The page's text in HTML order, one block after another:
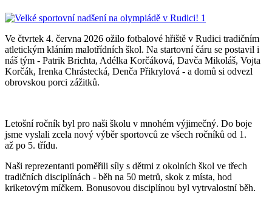
Ve čtvrtek 4. června 2026 ožilo fotbalové hřiště v Rudici tradičním
atletickým kláním malotřídních škol. Na startovní čáru se postavil i
náš tým - Patrik Brichta, Adélka Korčáková, Davča Mikoláš, Vojta
Korčák, Irenka Chrástecká, Denča Přikrylová - a domů si odvezl
obrovskou porci zážitků.
Letošní ročník byl pro naši školu v mnohém výjimečný. Do boje
jsme vyslali zcela nový výběr sportovců ze všech ročníků od 1.
až po 5. třídu.
Naši reprezentanti poměřili síly s dětmi z okolních škol ve třech
tradičních disciplínách - běh na 50 metrů, skok z místa, hod
kriketovým míčkem. Bonusovou disciplínou byl vytrvalostní běh.